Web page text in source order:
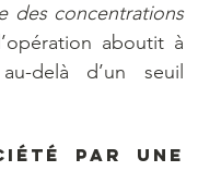
des concentrations
aboutit à
delà d’un seuil
par une